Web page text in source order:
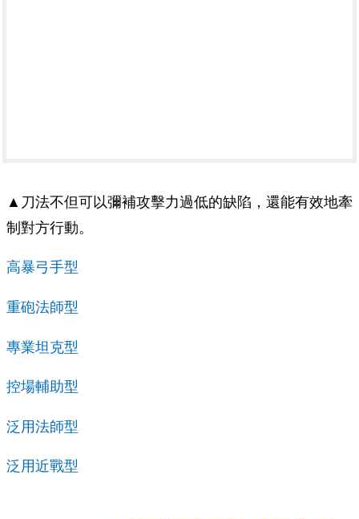
▲刀法不但可以彌補攻擊力過低的缺陷，還能有效地牽
制對方行動。
高暴弓手型
重砲法師型
專業坦克型
控場輔助型
泛用法師型
泛用近戰型